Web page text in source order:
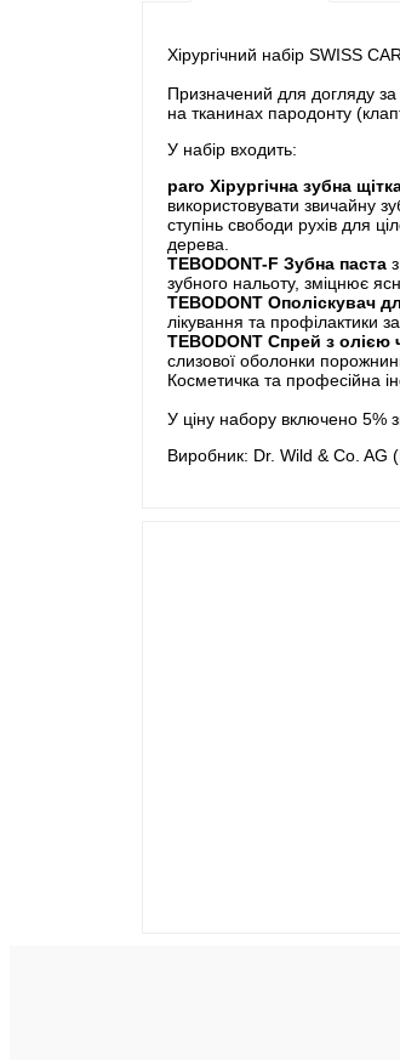
Хірургічний набір SWISS
Призначений для догляду за
на тканинах пародонту
У набір входить:
paro Хірургічна зубна
використовувати звичайну
ступінь свободи рухів для
дерева.
TEBODONT-F Зубна паста
зубного нальоту, зміцнює
TEBODONT Ополіскувач
лікування та профілактики
TEBODONT Спрей з олією
слизової оболонки
Косметичка та професійна
У ціну набору включено 5%
Виробник: Dr. Wild & Co. AG